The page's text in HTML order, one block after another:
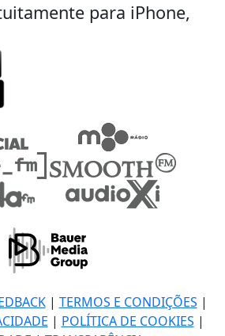
para iPhone,
| TERMOS E CONDIÇÕES |
| POLÍTICA DE COOKIES |